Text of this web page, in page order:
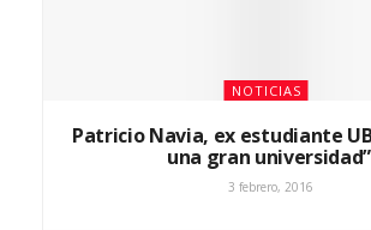
NOTICIAS
Patricio Navia, ex estudiante
una gran universidad”
3 febrero, 2016